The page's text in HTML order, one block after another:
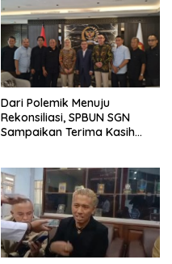
Dari Polemik Menuju
Rekonsiliasi, SPBUN SGN
Sampaikan Terima Kasih
Perselisihan